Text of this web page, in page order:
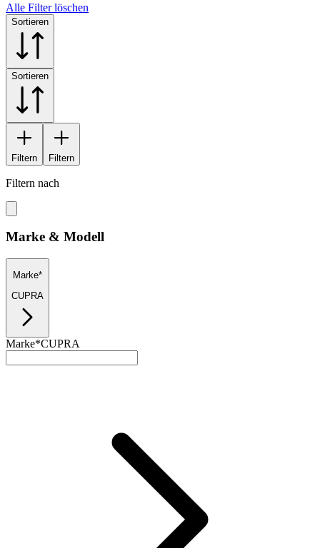
Alle Filter löschen
Sortieren
Sortieren
Filtern Filtern
Filtern nach
Marke & Modell
Marke*
CUPRA
Marke*CUPRA